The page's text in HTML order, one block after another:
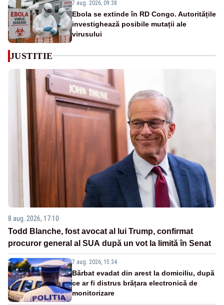
7 aug. 2026, 09:38
Ebola se extinde în RD Congo. Autoritățile
investighează posibile mutații ale
virusului
JUSTITIE
8 aug. 2026, 17:10
Todd Blanche, fost avocat al lui Trump, confirmat
procuror general al SUA după un vot la limită în Senat
7 aug. 2026, 15:34
Bărbat evadat din arest la domiciliu, după
ce ar fi distrus brățara electronică de
monitorizare